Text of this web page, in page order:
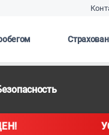
АВТОМОБИЛЬ